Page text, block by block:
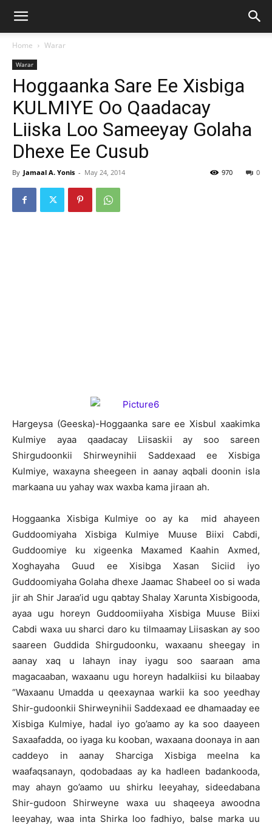
Home Warar
Warar
Hoggaanka Sare Ee Xisbiga
KULMIYE Oo Qaadacay
Liiska Loo Sameeyay Golaha
Dhexe Ee Cusub
By Jamaal A. Yonis - May 24, 2014 0
970
Hargeysa (Geeska)-Hoggaanka sare ee Xisbul xaakimka
Kulmiye ayaa qaadacay Liisaskii ay soo sareen
Shirgudoonkii Shirweynihii Saddexaad ee Xisbiga
Kulmiye, waxayna sheegeen in aanay aqbali doonin isla
markaana uu yahay wax waxba kama jiraan ah.
Hoggaanka Xisbiga Kulmiye oo ay ka mid ahayeen
Guddoomiyaha Xisbiga Kulmiye Muuse Biixi Cabdi,
Guddoomiye ku xigeenka Maxamed Kaahin Axmed,
Xoghayaha Guud ee Xisibga Xasan Siciid iyo
Guddoomiyaha Golaha dhexe Jaamac Shabeel oo si wada
jir ah Shir Jaraa’id ugu qabtay Shalay Xarunta Xisbigooda,
ayaa ugu horeyn Guddoomiiyaha Xisbiga Muuse Biixi
Cabdi waxa uu sharci daro ku tilmaamay Liisaskan ay soo
saareen Guddida Shirgudoonku, waxaanu sheegay in
aanay xaq u lahayn inay iyagu soo saaraan ama
magacaaban, waxaanu ugu horeyn hadalkiisi ku bilaabay
“Waxaanu Umadda u qeexaynaa warkii ka soo yeedhay
Shir-gudoonkii Shirweynihii Saddexaad ee dhamaaday ee
Xisbiga Kulmiye, hadal iyo go’aamo ay ka soo daayeen
Saxaafadda, oo iyaga ku kooban, waxaana doonaya in aan
caddeyo in aanay Sharciga Xisbiga meelna ka
waafaqsanayn, qodobadaas ay ka hadleen badankooda,
may ahayn go’aamo uu shirku leeyahay, sideedabana
Shir-gudoon Shirweyne waxa uu shaqeeya awoodna
leeyahay, waa inta Shirka loo fadhiyo, balse marka uu